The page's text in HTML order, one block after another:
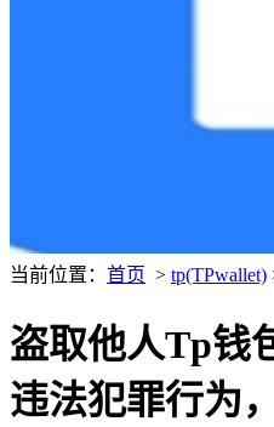
当前位置： 首页 > tp(TPwallet)
盗取他人Tp钱
违法犯罪行为